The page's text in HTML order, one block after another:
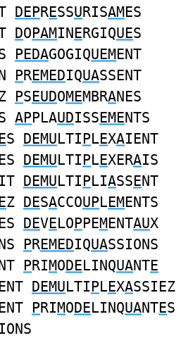
DEPRESSURISAMES
DOPAMINERGIQUES
PEDAGOGIQUEMENT
PREMEDIQUASSENT
PSEUDOMEMBRANES
APPLAUDISSEMENTS
S DEMULTIPLEXAIENT
DEMULTIPLEXERAIS
IT DEMULTIPLIASSENT
EZ DESACCOUPLEMENTS
ES DEVELOPPEMENTAUX
PREMEDIQUASSIONS
PRIMODELINQUANTE
DEMULTIPLEXASSIEZ
PRIMODELINQUANTES